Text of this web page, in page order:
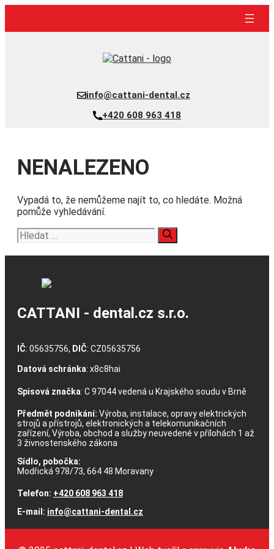
obsah
info@cattani-dental.cz
+420 608 963 418
NENALEZENO
Vypadá to, že nemůžeme najít to, co hledáte. Možná
pomůže vyhledávání.
Hledat:
CATTANI - dental.cz s.r.o.
IČ: 05635756, DIČ: CZ05635756
Datová schránka: x8c8hai
Spisová značka: C 97044 vedená u Krajského soudu v Brně
Předmět podnikání: Výroba, instalace, opravy elektrických
strojů a přístrojů, elektronických a telekomunikačních
zařízení, Výroba, obchod a služby neuvedené v přílohách 1 až
3 živnostenského zákona
Sídlo, pobočka:
Modřická 978/73, 664 48 Moravany
Telefon: +420 608 963 418
E-mail: info@cattani-dental.cz